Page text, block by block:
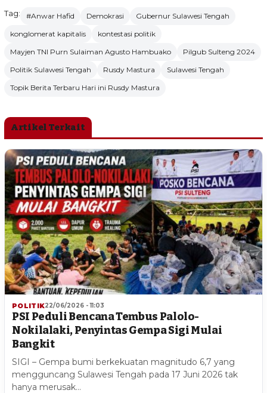
Tag: #Anwar Hafid Demokrasi
Gubernur Sulawesi Tengah
konglomerat kapitalis
kontestasi politik
Mayjen TNI Purn Sulaiman Agusto Hambuako
Pilgub Sulteng 2024
Politik Sulawesi Tengah
Rusdy Mastura
Sulawesi Tengah
Topik Berita Terbaru Hari ini Rusdy Mastura
Artikel Terkait
POLITIK22/06/2026 - 11:03
PSI Peduli Bencana Tembus Palolo-
Nokilalaki, Penyintas Gempa Sigi Mulai
Bangkit
SIGI – Gempa bumi berkekuatan magnitudo 6,7 yang
mengguncang Sulawesi Tengah pada 17 Juni 2026 tak
hanya merusak…